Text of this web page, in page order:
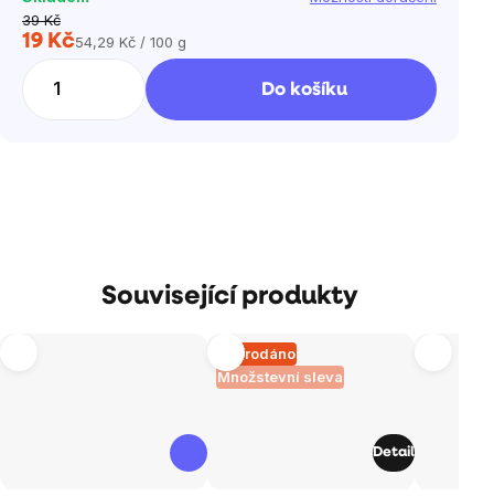
39 Kč
19 KčMěrná
54,29 Kč / 100 g
Do košíku
Související produkty
Množstevní sleva
Vyprodáno
Detail